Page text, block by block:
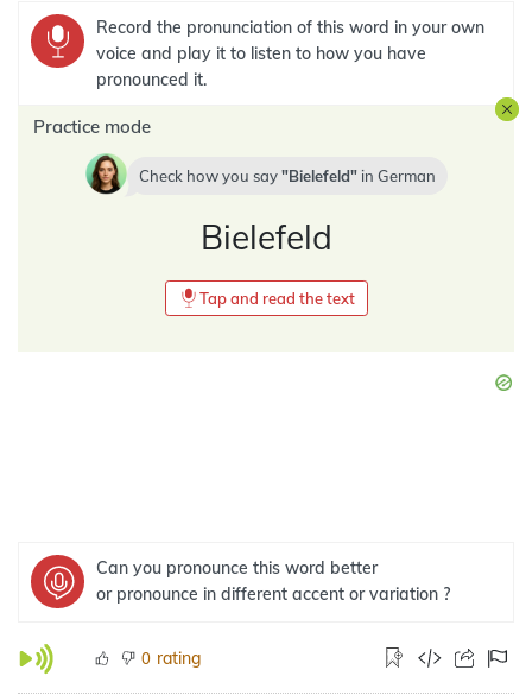
Record the pronunciation of this word in your own
voice and play it to listen to how you have
pronounced it.
Practice mode
Check how you say Bielefeld in German
Bielefeld
Tap and read the text
Can you pronounce this word better
or pronounce in different accent or variation ?
0 rating